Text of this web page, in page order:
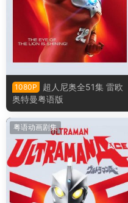
1080P
超人尼奥全51集 雷欧
奥特曼粤语版
粤语动画剧集